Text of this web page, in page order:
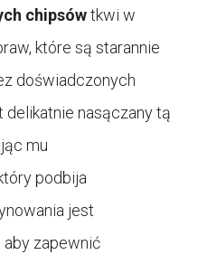
chipsówtkwi w
które są starannie
doświadczonych
delikatnie nasączany tą
mu
podbija
jest
zapewnić